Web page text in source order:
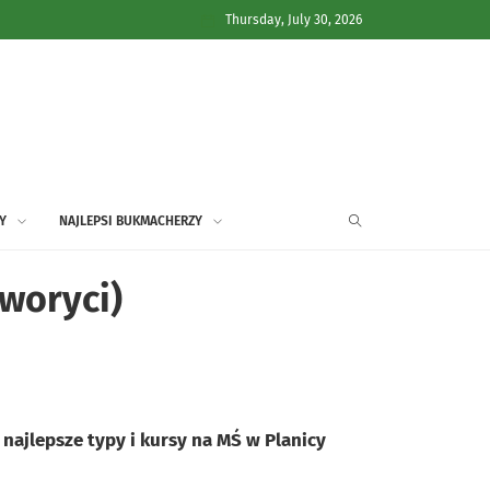
Thursday, July 30, 2026
NAJLEPSI BUKMACHERZY
typy i kursy na MŚ w Planicy